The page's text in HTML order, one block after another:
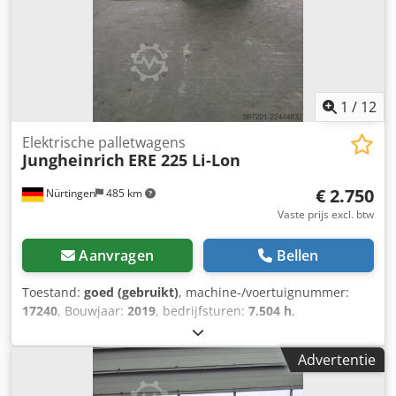
1 / 12
Nürtingen 485 km
Elektrische palletwagens
Jungheinrich ERE 225 Li-Lon
€ 2.750
Vaste prijs excl. btw
Aanvragen Bellen
Toestand: goed (gebruikt), machine-/voertuignummer:
17240, Bouwjaar: 2019, bedrijfsturen: 7.504 h,
, hefhoogte:
brandstoftype:elektrisch, masttype:overig, bouwhoogte:
, batterijspanning:24 V, vorklengte: 1.200 mm,
810 kg, 5227931 Credpfx Aszp T Hgsm Ujf
Advertentie